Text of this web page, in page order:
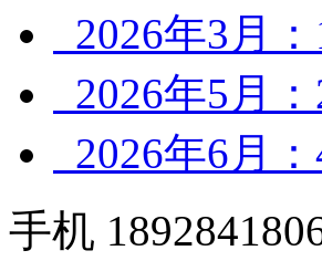
2026年3月
2026年5月
2026年6月
手机